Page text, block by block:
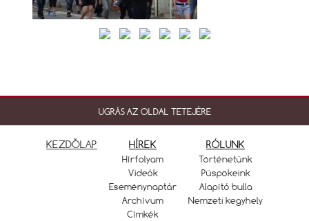
UGRÁS AZ OLDAL TETEJÉRE
KEZDŐLAP HÍREK
Hírfolyam
Videók
Eseménynaptár
Archívum
Címkék
RÓLUNK
Történetünk
Püspökeink
Alapító bulla
Nemzeti kegyhely